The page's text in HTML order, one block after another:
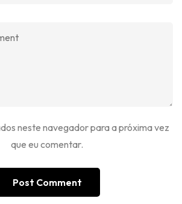
neste navegador para a próxima vez
que eu comentar.